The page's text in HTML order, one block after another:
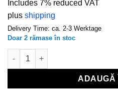
Includes 7% reduced VAT
plus shipping
Delivery Time: ca. 2-3 Werktage
Doar 2 rămase în stoc
Cantitate Pinocchio - Carlo
ADAUGĂ